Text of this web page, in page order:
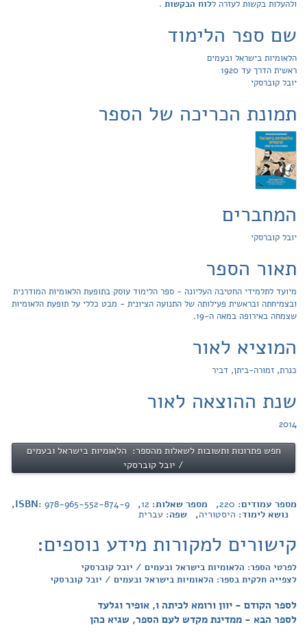
ולהעלות בקשות לעזרה ללוח הבקשות .
שם ספר הלימוד
הלאומיות בישראל ובעמים
ראשית הדרך עד 1920
יובל קוברסקי
תמונת הכריכה של הספר
המחברים
יובל קוברסקי
תאור הספר
מיועד לתלמידי החטיבה העליונה - ספר הלימוד עוסק בתופעת הלאומיות המודרנית
ובצמיחתה ובראשית פעילותה של התנועה הציונית - מבט כללי על תופעת הלאומיות
שצמחה באירופה במאה ה-19.
המוציא לאור
כנרת, זמורה-ביתן, דביר
שנת ההוצאה לאור
2014
חפש פתרונות ותשובות לשאלות מהספר: הלאומיות בישראל ובעמים
/ יובל קוברסקי
מספר עמודים: 220, מספר שאלות: 12
, ISBN:
978-965-552-874-9
,
נושא לימוד: היסטוריה, שפה: עברית
קישורים למקורות מידע נוספים:
לפרטי הספר: הלאומיות בישראל ובעמים / יובל קוברסקי
לצפייה חלקית בספר: הלאומיות בישראל ובעמים / יובל קוברסקי
לספר הקודם - יוון ורומא לכיתה ו, אופיר וגלעד
לספר הבא - ממדינת מקדש לעם הספר, שגיא כהן